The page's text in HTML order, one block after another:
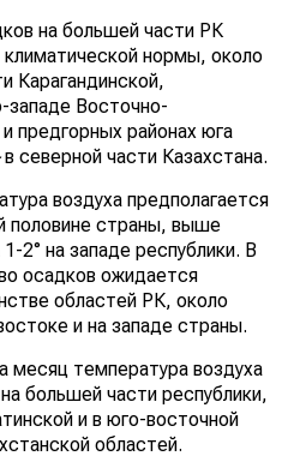
на большей части РК
нормы, около
Карагандинской,
западе Восточно-
предгорных районах юга
в северной части Казахстана.
воздуха предполагается
половине страны, выше
2° на западе республики. В
осадков ожидается
областей РК, около
и на западе страны.
месяц температура воздуха
большей части республики,
и в юго-восточной
областей.